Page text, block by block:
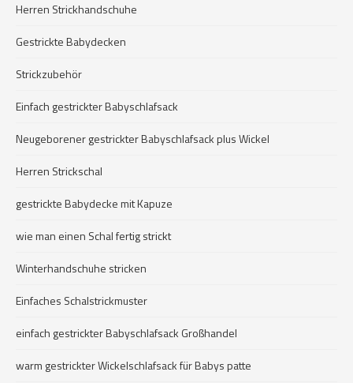
Herren Strickhandschuhe
Gestrickte Babydecken
Strickzubehör
Einfach gestrickter Babyschlafsack
Neugeborener gestrickter Babyschlafsack plus Wickel
Herren Strickschal
gestrickte Babydecke mit Kapuze
wie man einen Schal fertig strickt
Winterhandschuhe stricken
Einfaches Schalstrickmuster
einfach gestrickter Babyschlafsack Großhandel
warm gestrickter Wickelschlafsack für Babys patte